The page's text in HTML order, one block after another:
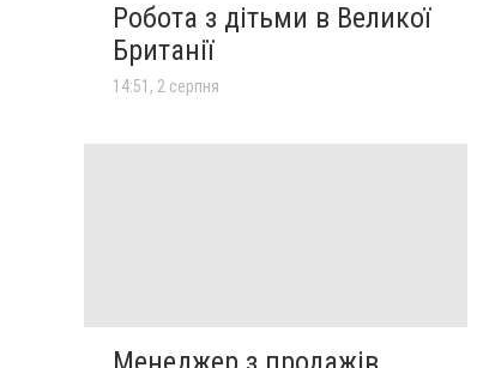
Робота з дітьми в Великої
Британії
14:51, 2 серпня